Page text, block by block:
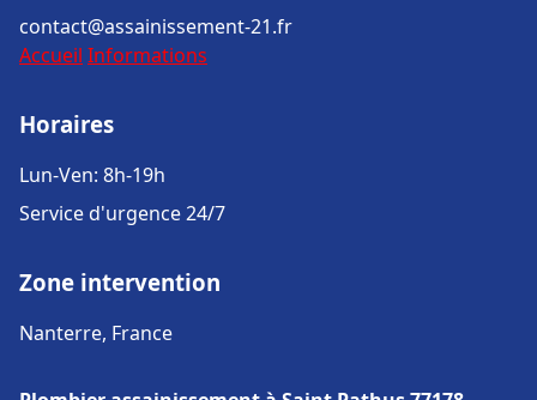
contact@assainissement-21.fr
Accueil Informations
Horaires
Lun-Ven: 8h-19h
Service d'urgence 24/7
Zone intervention
Nanterre, France